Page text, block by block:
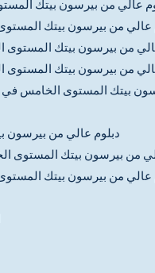
عالي من بيرسون بيتك
عالي من بيرسون بيتك
من بيرسون بيتك
من بيرسون بيتك
بيتك المستوى الخامس في
دبلوم عالي من بيرسون
من بيرسون بيتك المستوى
عالي من بيرسون بيتك